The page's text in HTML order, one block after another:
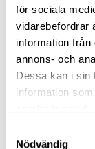
för sociala
vidarebefordrar
information från
annons- och
Dessa kan i sin
information
Nödvändig
Tisdag